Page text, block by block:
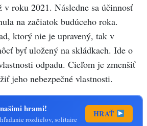
v roku 2021. Následne sa účinnosť
na začiatok budúceho roka.
ktorý nie je upravený, tak v
byť uložený na skládkach. Ide o
odpadu. Cieľom je zmenšiť
jeho nebezpečné vlastnosti.
hrami!
rozdielov, solitaire
HRAŤ